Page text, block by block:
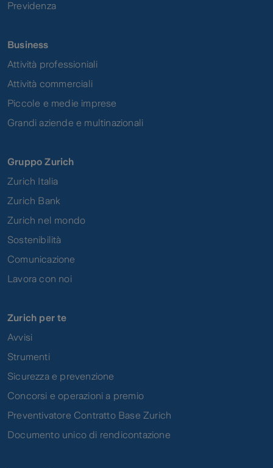
Previdenza
Business
Attività professioniali
Attività commerciali
Piccole e medie imprese
Grandi aziende e multinazionali
Gruppo Zurich
Zurich Italia
Zurich Bank
Zurich nel mondo
Sostenibilità
Comunicazione
Lavora con noi
Zurich per te
Avvisi
Strumenti
Sicurezza e prevenzione
Concorsi e operazioni a premio
Preventivatore Contratto Base Zurich
Documento unico di rendicontazione